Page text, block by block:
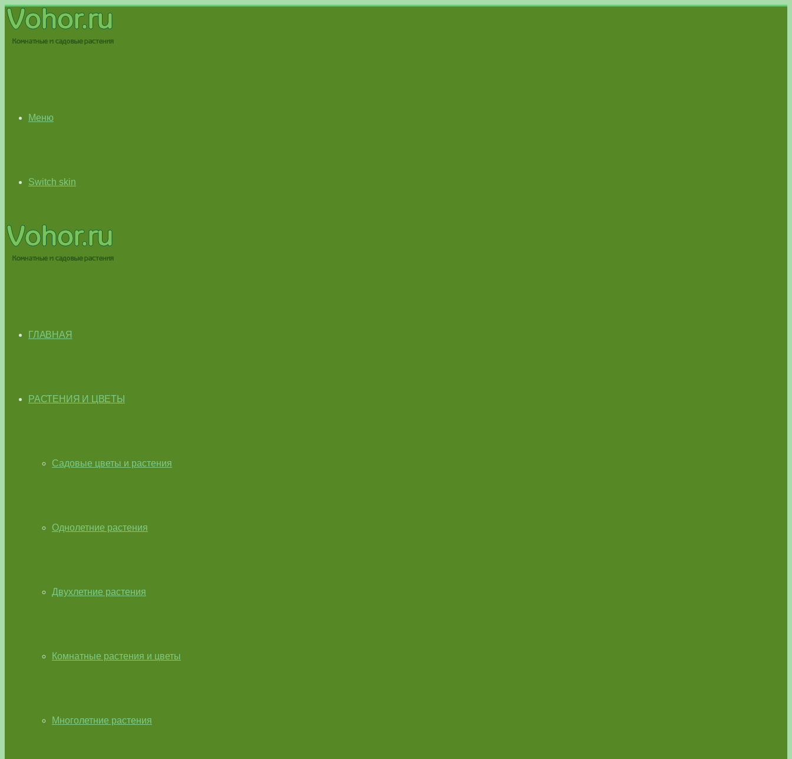
Меню
Switch skin
ГЛАВНАЯ
РАСТЕНИЯ И ЦВЕТЫ
Садовые цветы и растения
Однолетние растения
Двухлетние растения
Комнатные растения и цветы
Многолетние растения